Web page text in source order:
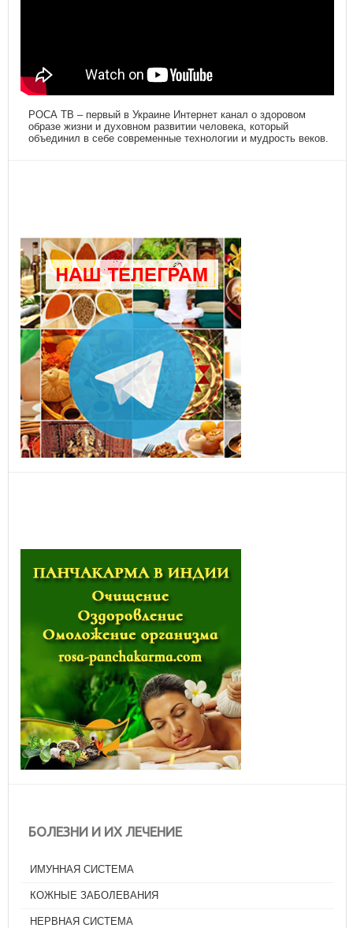
РОСА ТВ – первый в Украине Интернет канал о здоровом
образе жизни и духовном развитии человека, который
объединил в себе современные технологии и мудрость веков.
БОЛЕЗНИ И ИХ ЛЕЧЕНИЕ
ИМУННАЯ СИСТЕМА
КОЖНЫЕ ЗАБОЛЕВАНИЯ
НЕРВНАЯ СИСТЕМА